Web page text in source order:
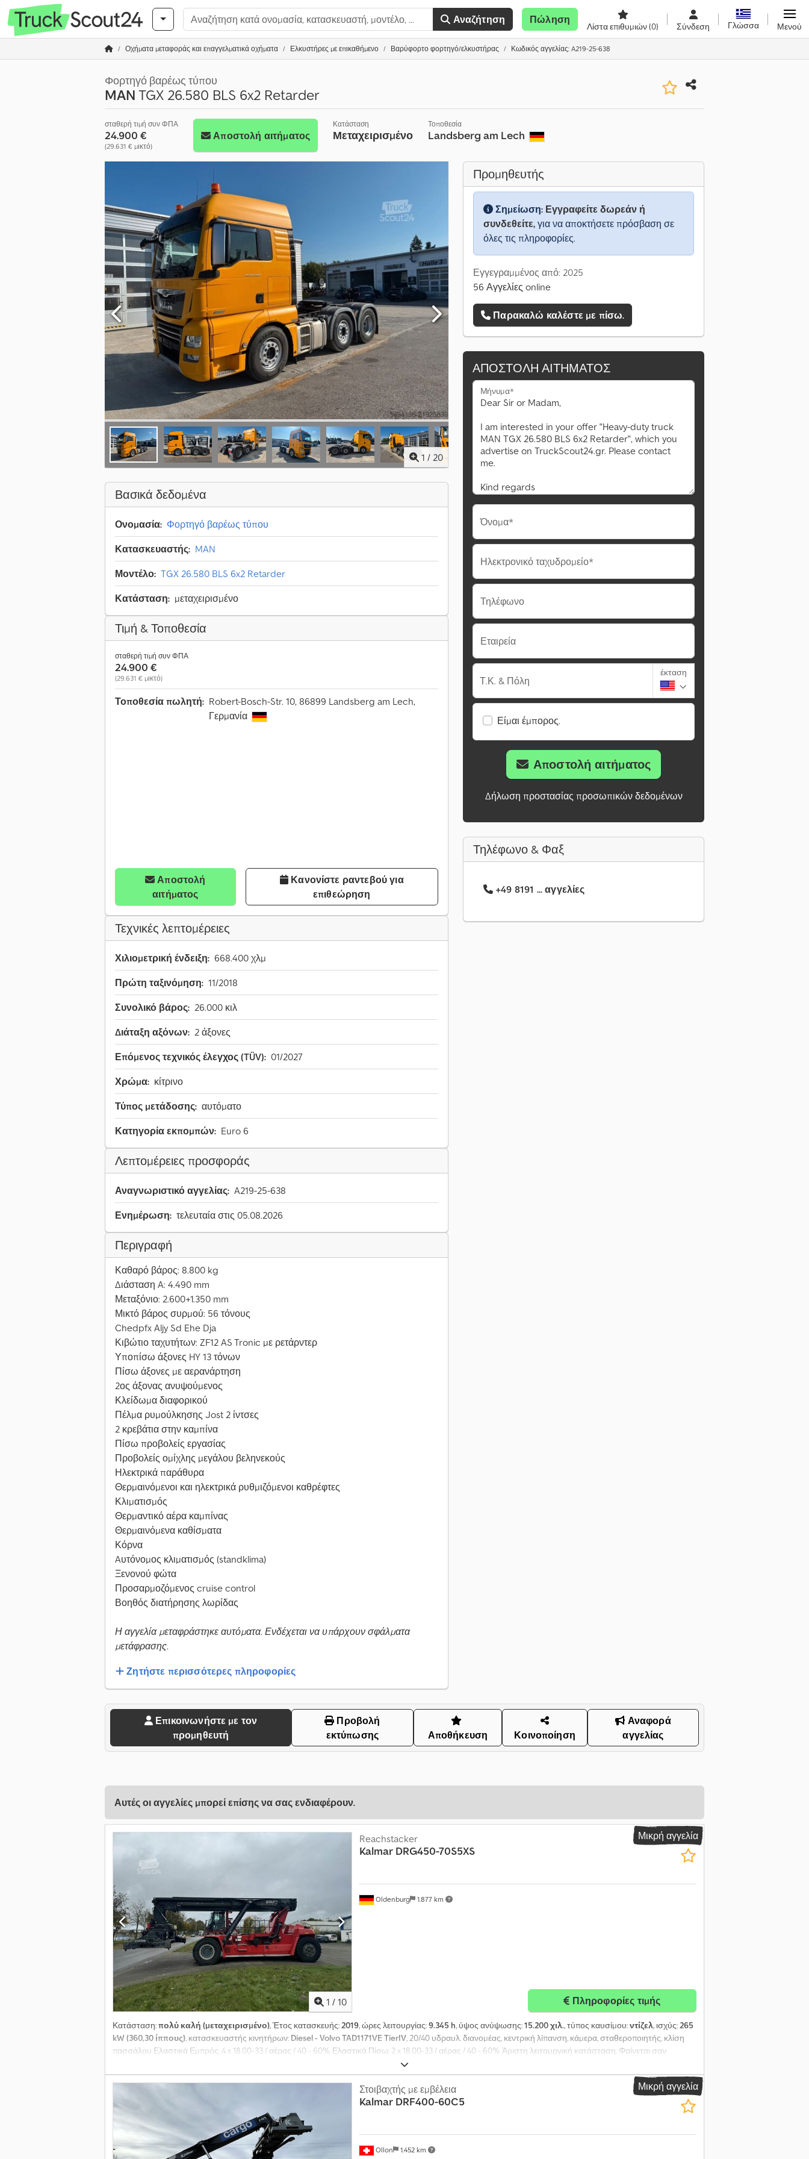
Αναζήτηση Πώληση
Λίστα επιθυμιών(0) Σύνδεση Γλώσσα Μενού
Οχήματα μεταφοράς και επαγγελματικά οχήματα Ελκυστήρες με επικαθήμενο Βαρύφορτο φορτηγό/ελκυστήρας Κωδικός αγγελίας: A219-25-638
Φορτηγό βαρέως τύπου
MANTGX 26.580 BLS 6x2 Retarder
σταθερή τιμή συν ΦΠΑ
24.900 €
(29.631 € μικτό)
Αποστολή αιτήματος
Κατάσταση
Μεταχειρισμένο
Τοποθεσία
Landsberg am Lech
1 / 20
Βασικά δεδομένα
Ονομασία: Φορτηγό βαρέως τύπου
Κατασκευαστής: MAN
Μοντέλο: TGX 26.580 BLS 6x2 Retarder
Κατάσταση: μεταχειρισμένο
Τιμή & Τοποθεσία
σταθερή τιμή συν ΦΠΑ
24.900 €
(29.631 € μικτό)
Τοποθεσία πωλητή: Robert-Bosch-Str. 10, 86899 Landsberg am Lech,
Γερμανία
Αποστολή
αιτήματος
επιθεώρηση
Τεχνικές λεπτομέρειες
Χιλιομετρική ένδειξη: 668.400 χλμ
Πρώτη ταξινόμηση: 11/2018
Συνολικό βάρος: 26.000 κιλ
Διάταξη αξόνων: 2 άξονες
Επόμενος τεχνικός έλεγχος (TÜV): 01/2027
Χρώμα: κίτρινο
Τύπος μετάδοσης: αυτόματο
Κατηγορία εκπομπών: Euro 6
Λεπτομέρειες προσφοράς
Αναγνωριστικό αγγελίας: A219-25-638
Ενημέρωση: τελευταία στις 05.08.2026
Περιγραφή
Καθαρό βάρος: 8.800 kg
Διάσταση A: 4.490 mm
Μεταξόνιο: 2.600+1.350 mm
Μικτό βάρος συρμού: 56 τόνους
Chedpfx Aljy Sd Ehe Dja
Κιβώτιο ταχυτήτων: ZF12 AS Tronic με ρετάρντερ
Υποπίσω άξονες HY 13 τόνων
Πίσω άξονες με αερανάρτηση
2ος άξονας ανυψούμενος
Κλείδωμα διαφορικού
Πέλμα ρυμούλκησης Jost 2 ίντσες
2 κρεβάτια στην καμπίνα
Πίσω προβολείς εργασίας
Προβολείς ομίχλης μεγάλου βεληνεκούς
Ηλεκτρικά παράθυρα
Θερμαινόμενοι και ηλεκτρικά ρυθμιζόμενοι καθρέφτες
Κλιματισμός
Θερμαντικό αέρα καμπίνας
Θερμαινόμενα καθίσματα
Κόρνα
Aυτόνομος κλιματισμός (standklima)
Ξενονού φώτα
Προσαρμοζόμενος cruise control
Βοηθός διατήρησης λωρίδας
Η αγγελία μεταφράστηκε αυτόματα. Ενδέχεται να υπάρχουν σφάλματα
μετάφρασης.
Ζητήστε περισσότερες πληροφορίες
Προμηθευτής
Σημείωση: Εγγραφείτε δωρεάν ή
συνδεθείτε, για να αποκτήσετε πρόσβαση σε
όλες τις πληροφορίες.
Εγγεγραμμένος από: 2025
56 Αγγελίες online
Παρακαλώ καλέστε με πίσω.
ΑΠΟΣΤΟΛΉ ΑΙΤΉΜΑΤΟΣ
Μήνυμα*
Όνομα*
Ηλεκτρονικό ταχυδρομείο*
Τηλέφωνο
Εταιρεία
Τ.Κ. & Πόλη
έκταση
Είμαι έμπορος.
Αποστολή αιτήματος
Δήλωση προστασίας προσωπικών δεδομένων
Τηλέφωνο & Φαξ
+49 8191 ... αγγελίες
Επικοινωνήστε με τον
προμηθευτή
Προβολή
εκτύπωσης
Αποθήκευση Κοινοποίηση
Αναφορά
αγγελίας
Αυτές οι αγγελίες μπορεί επίσης να σας ενδιαφέρουν.
Μικρή αγγελία
1 / 10
Oldenburg 1.877 km
Reachstacker
Kalmar DRG450-70S5XS
Πληροφορίες τιμής
Κατάσταση:πολύ καλή (μεταχειρισμένο), Έτος κατασκευής:2019, ώρες λειτουργίας:9.345 h, ύψος ανύψωσης:15.200 χιλ., τύπος καυσίμου:ντίζελ, ισχύς:265
kW (360,30 ίππους), κατασκευαστής κινητήρων: Diesel - Volvo TAD1171VE TierIV, 20/40 υδραυλ. διανομέας, κεντρική λίπανση, κάμερα, σταθεροποιητής, κλίση
πασσάλου Ελαστικά Εμπρός: 4 x 18.00-33 / αέρας / 40 - 60% Ελαστικά Πίσω: 2 x 18.00-33 / αέρας / 40 - 60% Άριστη λειτουργική κατάσταση. Φαίνεται σαν
καινούργιο. Πίσω προβολείς εργασίας, εμπρός προβολείς εργασίας, θέρμανση, πλήρης καμπίνα, κλιματισμός = Περισσότερες πληροφορίες = Κιβώτιο ταχυτήτων
Κιβώτιο: 5 ταχύτητες Βάρη Chedpout Ruisfx Al Dea Κενό βάρος: 83.000 kg Λειτουργικότητα Ανυψωτική ικανότητα: 45.000 kg Ύψος κατασκευής: 470 cm
Κατάσταση Τεχνική κατάσταση: πολύ καλή Οπτική κατάσταση: πολύ καλή Περισσότερες πληροφορίες Κατάσταση εμπρός ελαστικών: 40 - 60% Κατάσταση
πίσω ελαστικών: 40 - 60% Ελαστικά εμπρός: 18.00-33 Ελαστικά πίσω: 18.00-33 Επικοινωνήστε με τον Marco Levermann για περισσότερες πληροφορίες.
Μικρή αγγελία
Ollon 1.452 km
Στοιβαχτής με εμβέλεια
Kalmar DRF400-60C5